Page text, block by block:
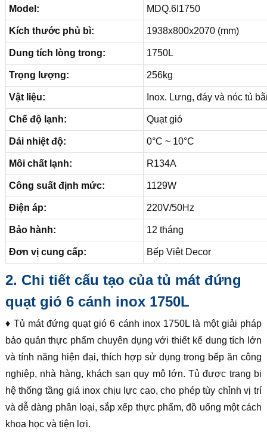
Model: MDQ.6I1750
Kích thước phủ bì: 1938x800x2070 (mm)
Dung tích lòng trong: 1750L
Trọng lượng: 256kg
Vật liệu: Inox. Lưng, đáy và nóc tủ
Chế độ lạnh: Quạt gió
Dải nhiệt độ: 0°C ~ 10°C
Môi chất lạnh: R134A
Công suất định mức: 1129W
Điện áp: 220V/50Hz
Bảo hành: 12 tháng
Đơn vị cung cấp: Bếp Việt Decor
2. Chi tiết cấu tạo của tủ mát đứng
quạt gió 6 cánh inox 1750L
♦ Tủ mát đứng quạt gió 6 cánh inox 1750L là một giải pháp
bảo quản thực phẩm chuyên dụng với thiết kế dung tích lớn
và tính năng hiện đại, thích hợp sử dụng trong bếp ăn công
nghiệp, nhà hàng, khách sạn quy mô lớn. Tủ được trang bị
hệ thống tầng giá inox chịu lực cao, cho phép tùy chỉnh vị trí
và dễ dàng phân loại, sắp xếp thực phẩm, đồ uống một cách
khoa học và tiện lợi.